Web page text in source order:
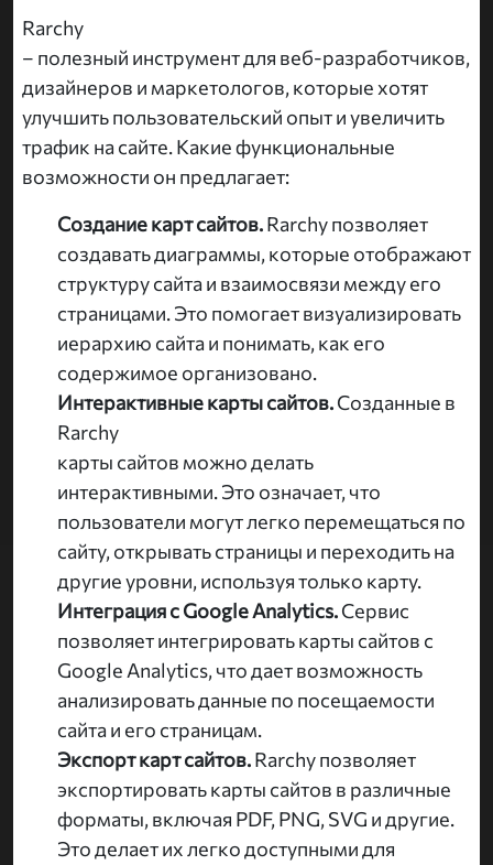
Rarchy
– полезный инструмент для веб-разработчиков,
дизайнеров и маркетологов, которые хотят
улучшить пользовательский опыт и увеличить
трафик на сайте. Какие функциональные
возможности он предлагает:
Создание карт сайтов.Rarchy позволяет
создавать диаграммы, которые отображают
структуру сайта и взаимосвязи между его
страницами. Это помогает визуализировать
иерархию сайта и понимать, как его
содержимое организовано.
Интерактивные карты сайтов.Созданные в
Rarchy
карты сайтов можно делать
интерактивными. Это означает, что
пользователи могут легко перемещаться по
сайту, открывать страницы и переходить на
другие уровни, используя только карту.
Интеграция с Google Analytics.Сервис
позволяет интегрировать карты сайтов с
Google Analytics, что дает возможность
анализировать данные по посещаемости
сайта и его страницам.
Экспорт карт сайтов.Rarchy позволяет
экспортировать карты сайтов в различные
форматы, включая PDF, PNG, SVG и другие.
Это делает их легко доступными для